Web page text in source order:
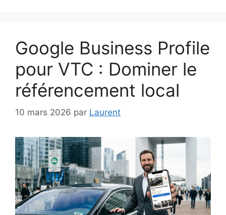
Google Business Profile
pour VTC : Dominer le
référencement local
10 mars 2026 par Laurent